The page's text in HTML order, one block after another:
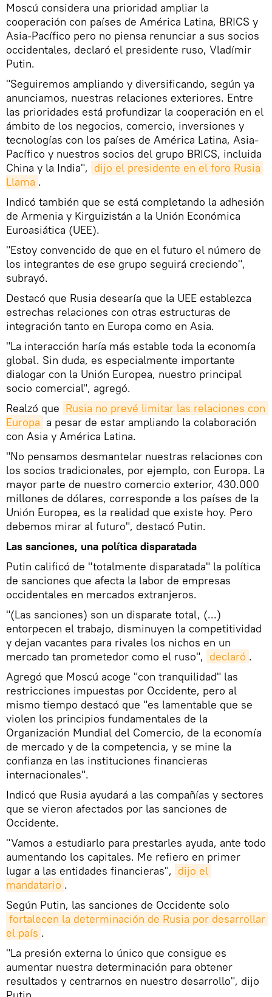
Moscú considera una prioridad ampliar la
cooperación con países de América Latina, BRICS y
Asia-Pacífico pero no piensa renunciar a sus socios
occidentales, declaró el presidente ruso, Vladímir
Putin.
"Seguiremos ampliando y diversificando, según ya
anunciamos, nuestras relaciones exteriores. Entre
las prioridades está profundizar la cooperación en el
ámbito de los negocios, comercio, inversiones y
tecnologías con los países de América Latina, Asia-
Pacífico y nuestros socios del grupo BRICS, incluida
China y la India", dijo el presidente en el foro Rusia
Llama .
Indicó también que se está completando la adhesión
de Armenia y Kirguizistán a la Unión Económica
Euroasiática (UEE).
"Estoy convencido de que en el futuro el número de
los integrantes de ese grupo seguirá creciendo",
subrayó.
Destacó que Rusia desearía que la UEE establezca
estrechas relaciones con otras estructuras de
integración tanto en Europa como en Asia.
"La interacción haría más estable toda la economía
global. Sin duda, es especialmente importante
dialogar con la Unión Europea, nuestro principal
socio comercial", agregó.
Realzó que Rusia no prevé limitar las relaciones con
Europa a pesar de estar ampliando la colaboración
con Asia y América Latina.
"No pensamos desmantelar nuestras relaciones con
los socios tradicionales, por ejemplo, con Europa. La
mayor parte de nuestro comercio exterior, 430.000
millones de dólares, corresponde a los países de la
Unión Europea, es la realidad que existe hoy. Pero
debemos mirar al futuro", destacó Putin.
Las sanciones, una política disparatada
Putin calificó de "totalmente disparatada" la política
de sanciones que afecta la labor de empresas
occidentales en mercados extranjeros.
"(Las sanciones) son un disparate total, (...)
entorpecen el trabajo, disminuyen la competitividad
y dejan vacantes para rivales los nichos en un
mercado tan prometedor como el ruso", declaró .
Agregó que Moscú acoge "con tranquilidad" las
restricciones impuestas por Occidente, pero al
mismo tiempo destacó que "es lamentable que se
violen los principios fundamentales de la
Organización Mundial del Comercio, de la economía
de mercado y de la competencia, y se mine la
confianza en las instituciones financieras
internacionales".
Indicó que Rusia ayudará a las compañías y sectores
que se vieron afectados por las sanciones de
Occidente.
"Vamos a estudiarlo para prestarles ayuda, ante todo
aumentando los capitales. Me refiero en primer
lugar a las entidades financieras", dijo el
mandatario .
Según Putin, las sanciones de Occidente solo
fortalecen la determinación de Rusia por desarrollar
el país .
"La presión externa lo único que consigue es
aumentar nuestra determinación para obtener
resultados y centrarnos en nuestro desarrollo", dijo